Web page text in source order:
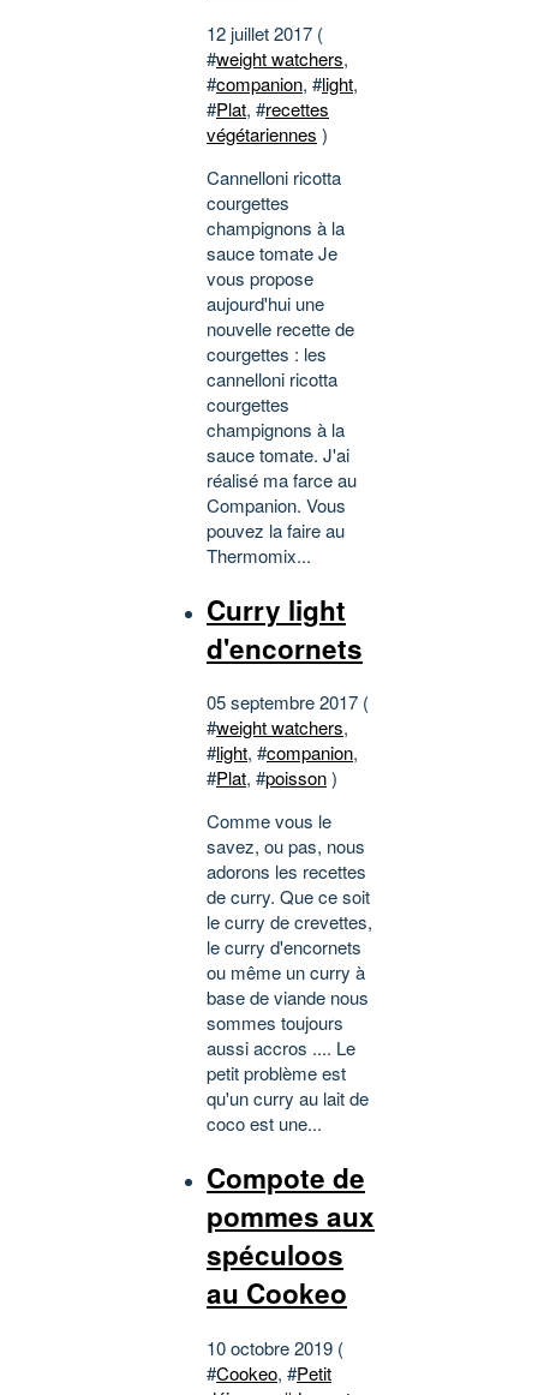
12 juillet 2017 (
#weight watchers,
#companion, #light,
#Plat, #recettes
végétariennes )
Cannelloni ricotta
courgettes
champignons à la
sauce tomate Je
vous propose
aujourd'hui une
nouvelle recette de
courgettes : les
cannelloni ricotta
courgettes
champignons à la
sauce tomate. J'ai
réalisé ma farce au
Companion. Vous
pouvez la faire au
Thermomix...
Curry light
d'encornets
05 septembre 2017 (
#weight watchers,
#light, #companion,
#Plat, #poisson)
Comme vous le
savez, ou pas, nous
adorons les recettes
de curry. Que ce soit
le curry de crevettes,
le curry d'encornets
ou même un curry à
base de viande nous
sommes toujours
aussi accros .... Le
petit problème est
qu'un curry au lait de
coco est une...
Compote de
pommes aux
spéculoos
au Cookeo
10 octobre 2019 (
#Cookeo, #Petit